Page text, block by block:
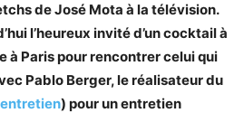
de José Mota à la télévision.
l’heureux invité d’un cocktail à
à Paris pour rencontrer celui qui
Pablo Berger, le réalisateur du
entretien) pour un entretien